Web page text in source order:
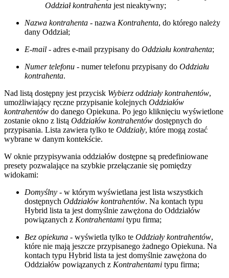
Oddział kontrahenta jest nieaktywny;
Nazwa kontrahenta - nazwa Kontrahenta, do którego należy
dany Oddział;
E-mail - adres e-mail przypisany do Oddziału kontrahenta;
Numer telefonu - numer telefonu przypisany do Oddziału
kontrahenta.
Nad listą dostępny jest przycisk Wybierz oddziały kontrahentów,
umożliwiający ręczne przypisanie kolejnych Oddziałów
kontrahentów do danego Opiekuna. Po jego kliknięciu wyświetlone
zostanie okno z listą Oddziałów kontrahentów dostępnych do
przypisania. Lista zawiera tylko te Oddziały, które mogą zostać
wybrane w danym kontekście.
W oknie przypisywania oddziałów dostępne są predefiniowane
presety pozwalające na szybkie przełączanie się pomiędzy
widokami:
Domyślny - w którym wyświetlana jest lista wszystkich
dostępnych Oddziałów kontrahentów. Na kontach typu
Hybrid lista ta jest domyślnie zawężona do Oddziałów
powiązanych z Kontrahentami typu firma;
Bez opiekuna - wyświetla tylko te Oddziały kontrahentów,
które nie mają jeszcze przypisanego żadnego Opiekuna. Na
kontach typu Hybrid lista ta jest domyślnie zawężona do
Oddziałów powiązanych z Kontrahentami typu firma;